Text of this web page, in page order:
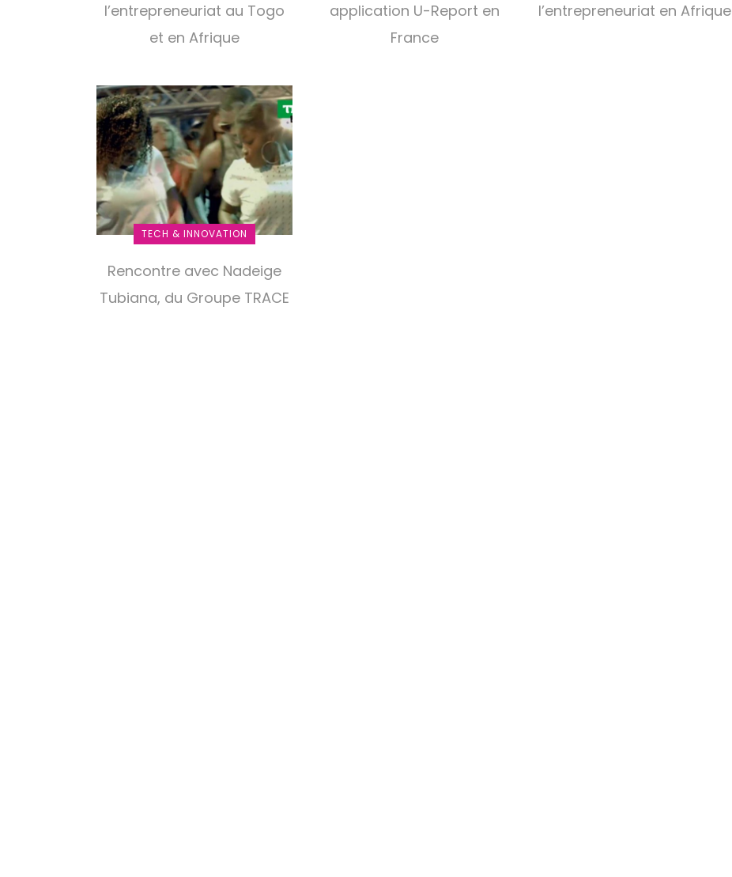
l’entrepreneuriat au Togo
et en Afrique
application U-Report en
France
l’entrepreneuriat en Afrique
TECH & INNOVATION
Rencontre avec Nadeige
Tubiana, du Groupe TRACE